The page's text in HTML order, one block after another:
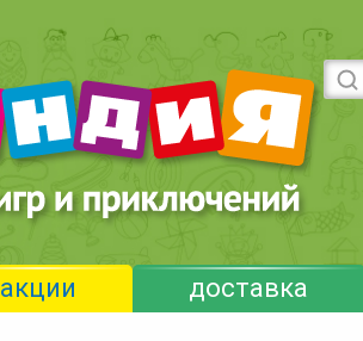
акции доставка